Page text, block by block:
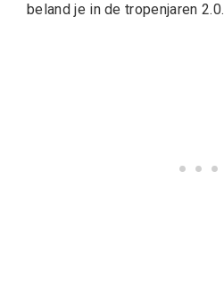
beland je in de tropenjaren 2.0.